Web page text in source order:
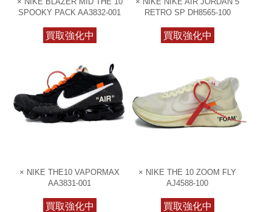
SPOOKY PACK AA3832-001
買取強化中
RETRO SP DH8565-100
買取強化中
× NIKE THE10 VAPORMAX
AA3831-001
買取強化中
× NIKE THE 10 ZOOM FLY
AJ4588-100
買取強化中